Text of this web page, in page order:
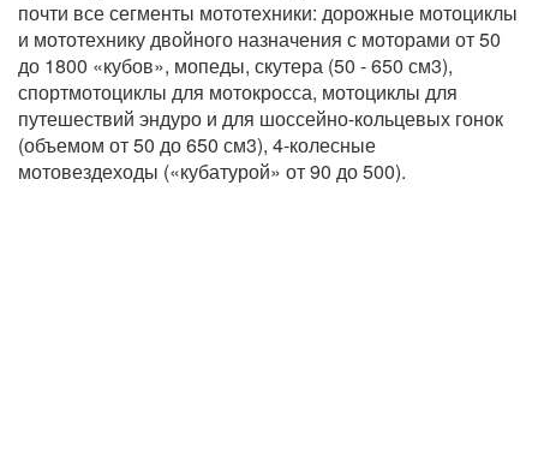
почти все сегменты мототехники: дорожные мотоциклы
и мототехнику двойного назначения с моторами от 50
до 1800 «кубов», мопеды, скутера (50 - 650 см3),
спортмотоциклы для мотокросса, мотоциклы для
путешествий эндуро и для шоссейно-кольцевых гонок
(объемом от 50 до 650 см3), 4-колесные
мотовездеходы («кубатурой» от 90 до 500).